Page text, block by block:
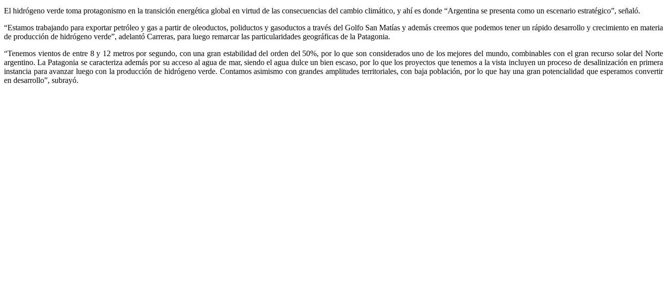
El hidrógeno verde toma protagonismo en la transición energética global en virtud de las consecuencias del cambio climático, y ahí es donde “Argentina se presenta como un escenario estratégico”, señaló.
“Estamos trabajando para exportar petróleo y gas a partir de oleoductos, poliductos y gasoductos a través del Golfo San Matías y además creemos que podemos tener un rápido desarrollo y crecimiento en materia
de producción de hidrógeno verde”, adelantó Carreras, para luego remarcar las particularidades geográficas de la Patagonia.
“Tenemos vientos de entre 8 y 12 metros por segundo, con una gran estabilidad del orden del 50%, por lo que son considerados uno de los mejores del mundo, combinables con el gran recurso solar del Norte
argentino. La Patagonia se caracteriza además por su acceso al agua de mar, siendo el agua dulce un bien escaso, por lo que los proyectos que tenemos a la vista incluyen un proceso de desalinización en primera
instancia para avanzar luego con la producción de hidrógeno verde. Contamos asimismo con grandes amplitudes territoriales, con baja población, por lo que hay una gran potencialidad que esperamos convertir
en desarrollo”, subrayó.